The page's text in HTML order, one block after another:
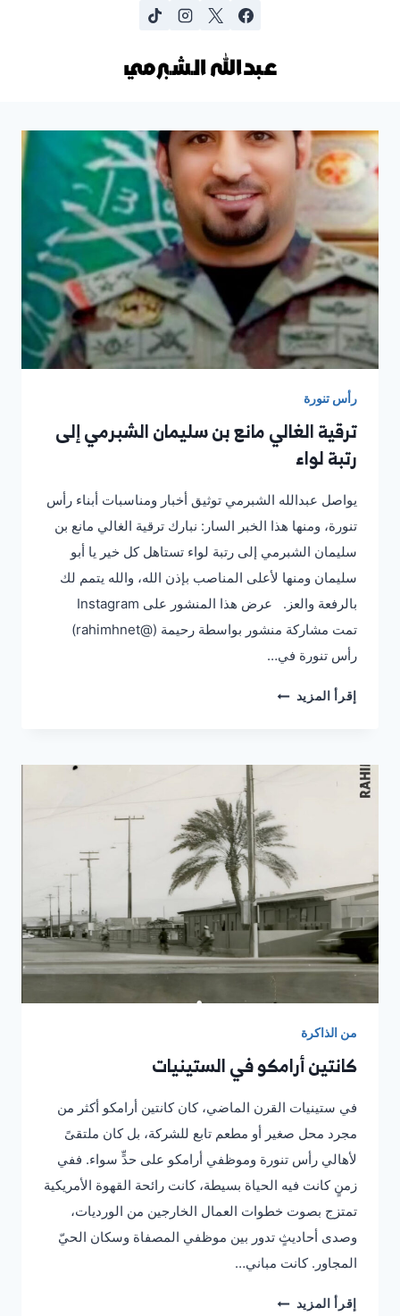
عـبدالله الـشـبرمي
رأس تنورة
ترقية الغالي مانع بن سليمان الشبرمي إلى
رتبة لواء
يواصل عبدالله الشبرمي توثيق أخبار ومناسبات أبناء رأس
تنورة، ومنها هذا الخبر السار: نبارك ترقية الغالي مانع بن
سليمان الشبرمي إلى رتبة لواء تستاهل كل خير يا أبو
سليمان ومنها لأعلى المناصب بإذن الله، والله يتمم لك
رأس تنورة في…
إقرأ المزيد ترقية
سليمان
الشبرمي
رتبة
لواء
من الذاكرة
كانتين أرامكو في الستينيات
في ستينيات القرن الماضي، كان كانتين أرامكو أكثر من
مجرد محل صغير أو مطعم تابع للشركة، بل كان ملتقىً
لأهالي رأس تنورة وموظفي أرامكو على حدٍّ سواء. ففي
زمنٍ كانت فيه الحياة بسيطة، كانت رائحة القهوة الأمريكية
تمتزج بصوت خطوات العمال الخارجين من الورديات،
وصدى أحاديثٍ تدور بين موظفي المصفاة وسكان الحيّ
المجاور. كانت مباني…
إقرأ المزيد كانتين